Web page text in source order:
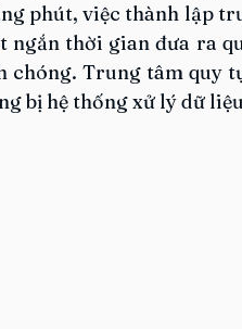
phút, việc thành lập
ngắn thời gian đưa ra
Trung tâm quy
bị hệ thống xử lý dữ